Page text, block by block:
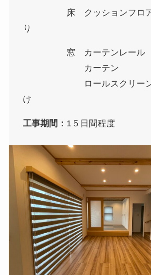
壁紙(クロス)工事
床工事
ガラスフィルム工事
ダイノックシート工事
施工実績
お客様の声
床 クッションフロア
り
窓 カーテンレール
カーテン
ロールスクリーン
け
工事期間： 1５日間程度